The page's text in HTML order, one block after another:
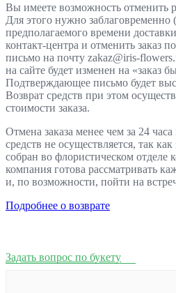
Вы имеете возможность отменить
Для этого нужно заблаговременно
предполагаемого времени
контакт-центра и отменить заказ
письмо на почту zakaz@iris-
на сайте будет изменен на «заказ
Подтверждающее письмо будет
Возврат средств при этом
стоимости заказа.
Отмена заказа менее чем за 24
средств не осуществляется, так
собран во флористическом
компания готова рассматривать
и, по возможности, пойти на
Подробнее о возврате
Задать вопрос по букету